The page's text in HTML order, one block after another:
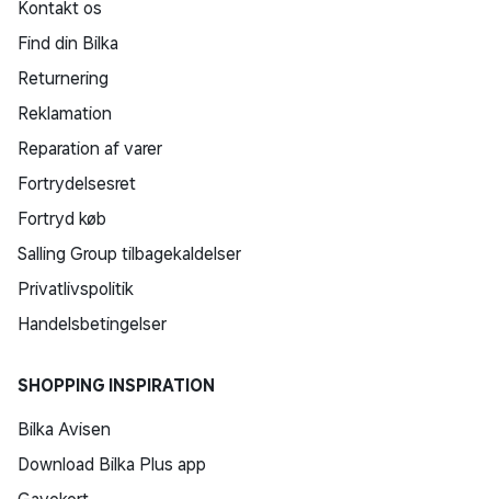
Kontakt os
Find din Bilka
Returnering
Reklamation
Reparation af varer
Fortrydelsesret
Fortryd køb
Salling Group tilbagekaldelser
Privatlivspolitik
Handelsbetingelser
SHOPPING INSPIRATION
Bilka Avisen
Download Bilka Plus app